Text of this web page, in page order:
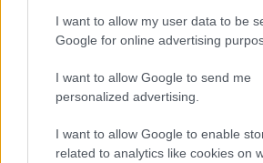
I want to allow my user data to be
Google for online advertising
I want to allow Google to send me
personalized advertising.
I want to allow Google to enable
related to analytics like cookies on
Ricevi le nostre
daGoogle News
Condividi l'articolo